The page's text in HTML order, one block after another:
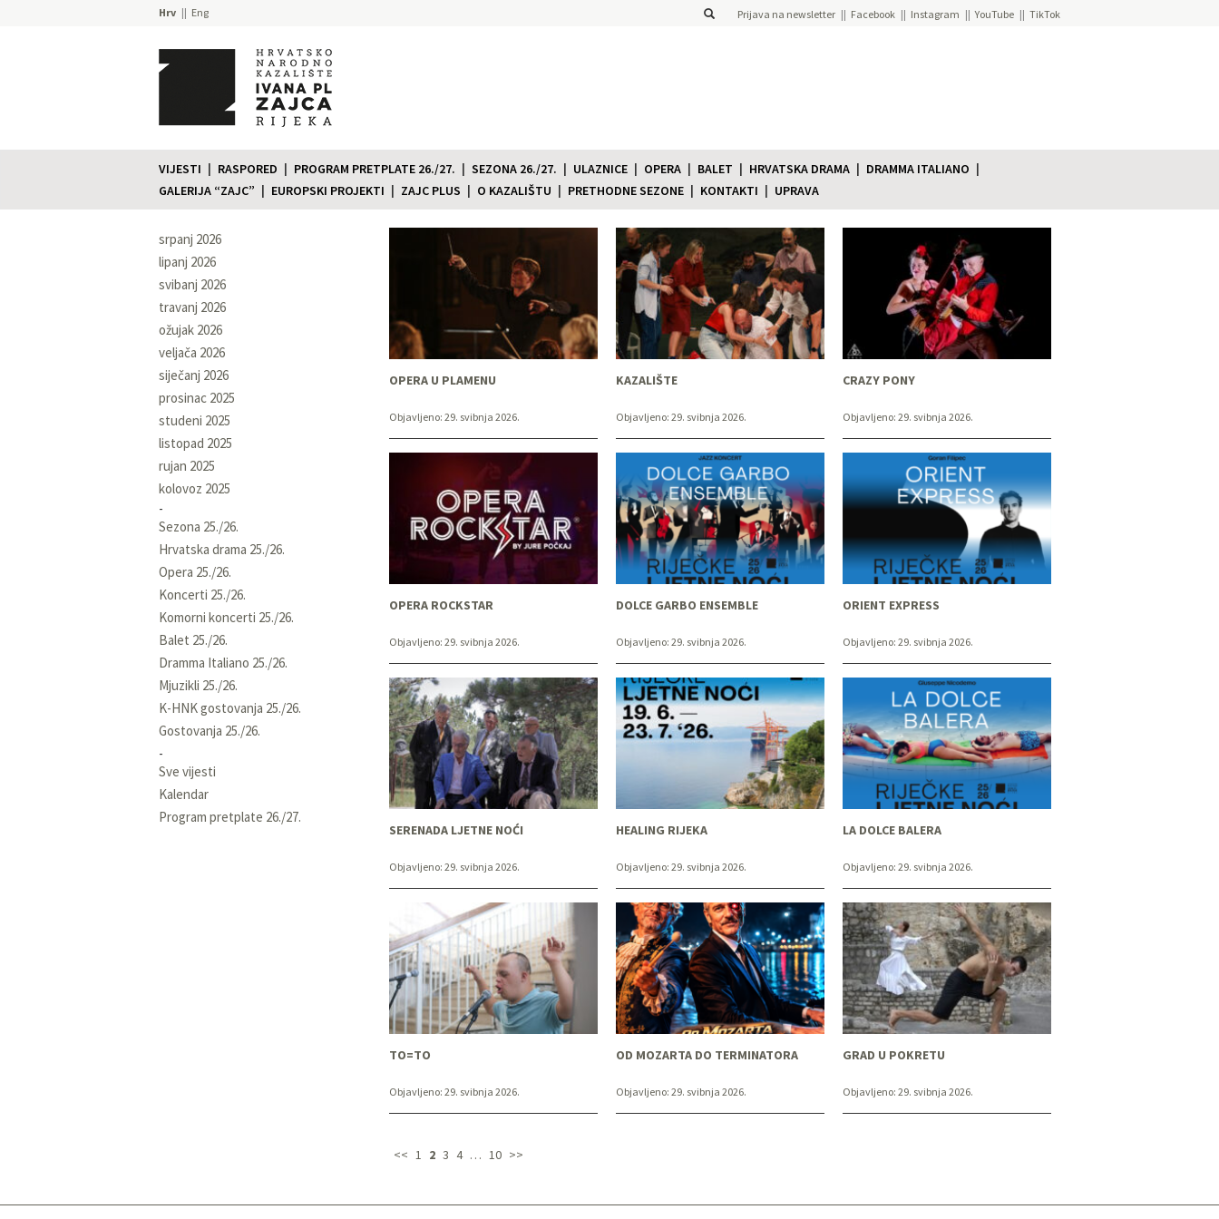
Hrv Eng Prijava na newsletter Facebook Instagram YouTube TikTok
VIJESTI RASPORED PROGRAM PRETPLATE 26./27. SEZONA 26./27. ULAZNICE OPERA BALET HRVATSKA DRAMA
DRAMMA ITALIANO
GALERIJA “ZAJC”
EUROPSKI PROJEKTI ZAJC PLUS O KAZALIŠTU PRETHODNE SEZONE KONTAKTI UPRAVA
srpanj 2026
lipanj 2026
svibanj 2026
travanj 2026
ožujak 2026
veljača 2026
siječanj 2026
prosinac 2025
studeni 2025
listopad 2025
rujan 2025
kolovoz 2025
Sezona 25./26.
Hrvatska drama 25./26.
Opera 25./26.
Koncerti 25./26.
Komorni koncerti 25./26.
Balet 25./26.
Dramma Italiano 25./26.
Mjuzikli 25./26.
K-HNK gostovanja 25./26.
Gostovanja 25./26.
Sve vijesti
Kalendar
Program pretplate 26./27.
OPERA U PLAMENU
Objavljeno: 29. svibnja 2026.
KAZALIŠTE
Objavljeno: 29. svibnja 2026.
CRAZY PONY
Objavljeno: 29. svibnja 2026.
OPERA ROCKSTAR
Objavljeno: 29. svibnja 2026.
DOLCE GARBO ENSEMBLE
Objavljeno: 29. svibnja 2026.
ORIENT EXPRESS
Objavljeno: 29. svibnja 2026.
SERENADA LJETNE NOĆI
Objavljeno: 29. svibnja 2026.
HEALING RIJEKA
Objavljeno: 29. svibnja 2026.
LA DOLCE BALERA
Objavljeno: 29. svibnja 2026.
TO=TO
Objavljeno: 29. svibnja 2026.
OD MOZARTA DO TERMINATORA
Objavljeno: 29. svibnja 2026.
GRAD U POKRETU
Objavljeno: 29. svibnja 2026.
<< 1 2 3 4 … 10 >>